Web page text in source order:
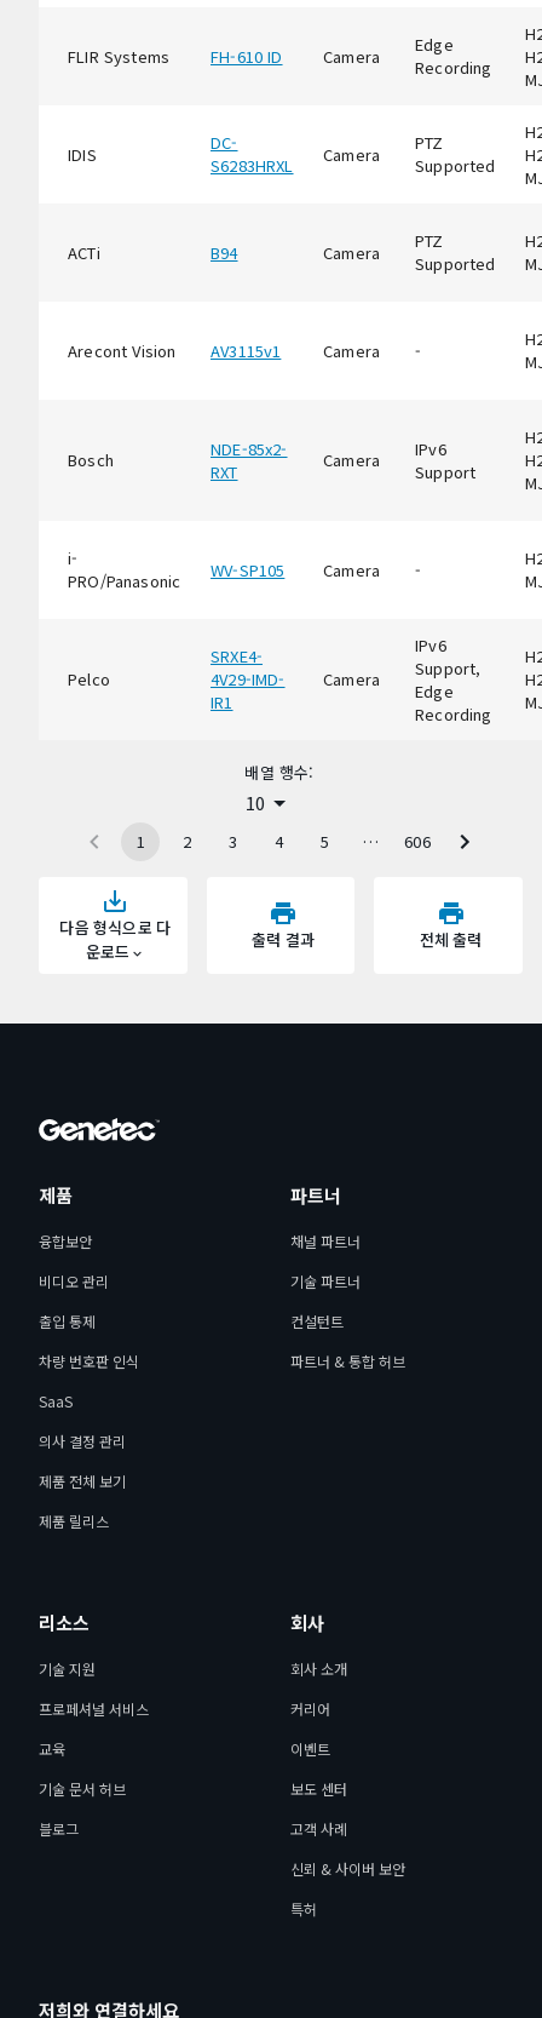
다음 형식으로 다
운로드
출력 결과 전체 출력
FLIR Systems FH-610 ID Camera
Edge
Recording
IDIS
DC-
S6283HRXL
Camera
PTZ
Supported
ACTi B94 Camera
PTZ
Supported
Arecont Vision AV3115v1 Camera -
Bosch
NDE-85x2-
RXT
Camera
IPv6
Support
i-
PRO/Panasonic
WV-SP105 Camera -
Pelco
SRXE4-
4V29-IMD-
IR1
Camera
IPv6
Support,
Edge
Recording
배열 행수:
10
1 2 3 4 5 … 606
제품
융합보안
비디오 관리
출입 통제
차량 번호판 인식
SaaS
의사 결정 관리
제품 전체 보기
제품 릴리스
파트너
채널 파트너
기술 파트너
컨설턴트
파트너 & 통합 허브
리소스
기술 지원
프로페셔널 서비스
교육
기술 문서 허브
블로그
회사
회사 소개
커리어
이벤트
보도 센터
고객 사례
신뢰 & 사이버 보안
특허
저희와 연결하세요